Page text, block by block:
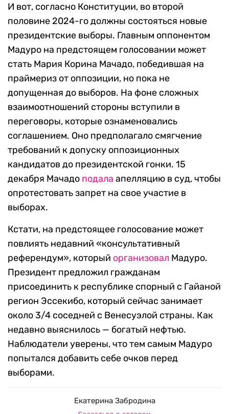
И вот, согласно Конституции, во второй
половине 2024-го должны состояться новые
президентские выборы. Главным оппонентом
Мадуро на предстоящем голосовании может
стать Мария Корина Мачадо, победившая на
праймериз от оппозиции, но пока не
допущенная до выборов. На фоне сложных
взаимоотношений стороны вступили в
переговоры, которые ознаменовались
соглашением. Оно предполагало смягчение
требований к допуску оппозиционных
кандидатов до президентской гонки. 15
декабря Мачадо подала апелляцию в суд, чтобы
опротестовать запрет на свое участие в
выборах.
Кстати, на предстоящее голосование может
повлиять недавний «консультативный
референдум», который организовал Мадуро.
Президент предложил гражданам
присоединить к республике спорный с Гайаной
регион Эссекибо, который сейчас занимает
около 3/4 соседней с Венесуэлой страны. Как
недавно выяснилось — богатый нефтью.
Наблюдатели уверены, что тем самым Мадуро
попытался добавить себе очков перед
выборами.
Екатерина Забродина